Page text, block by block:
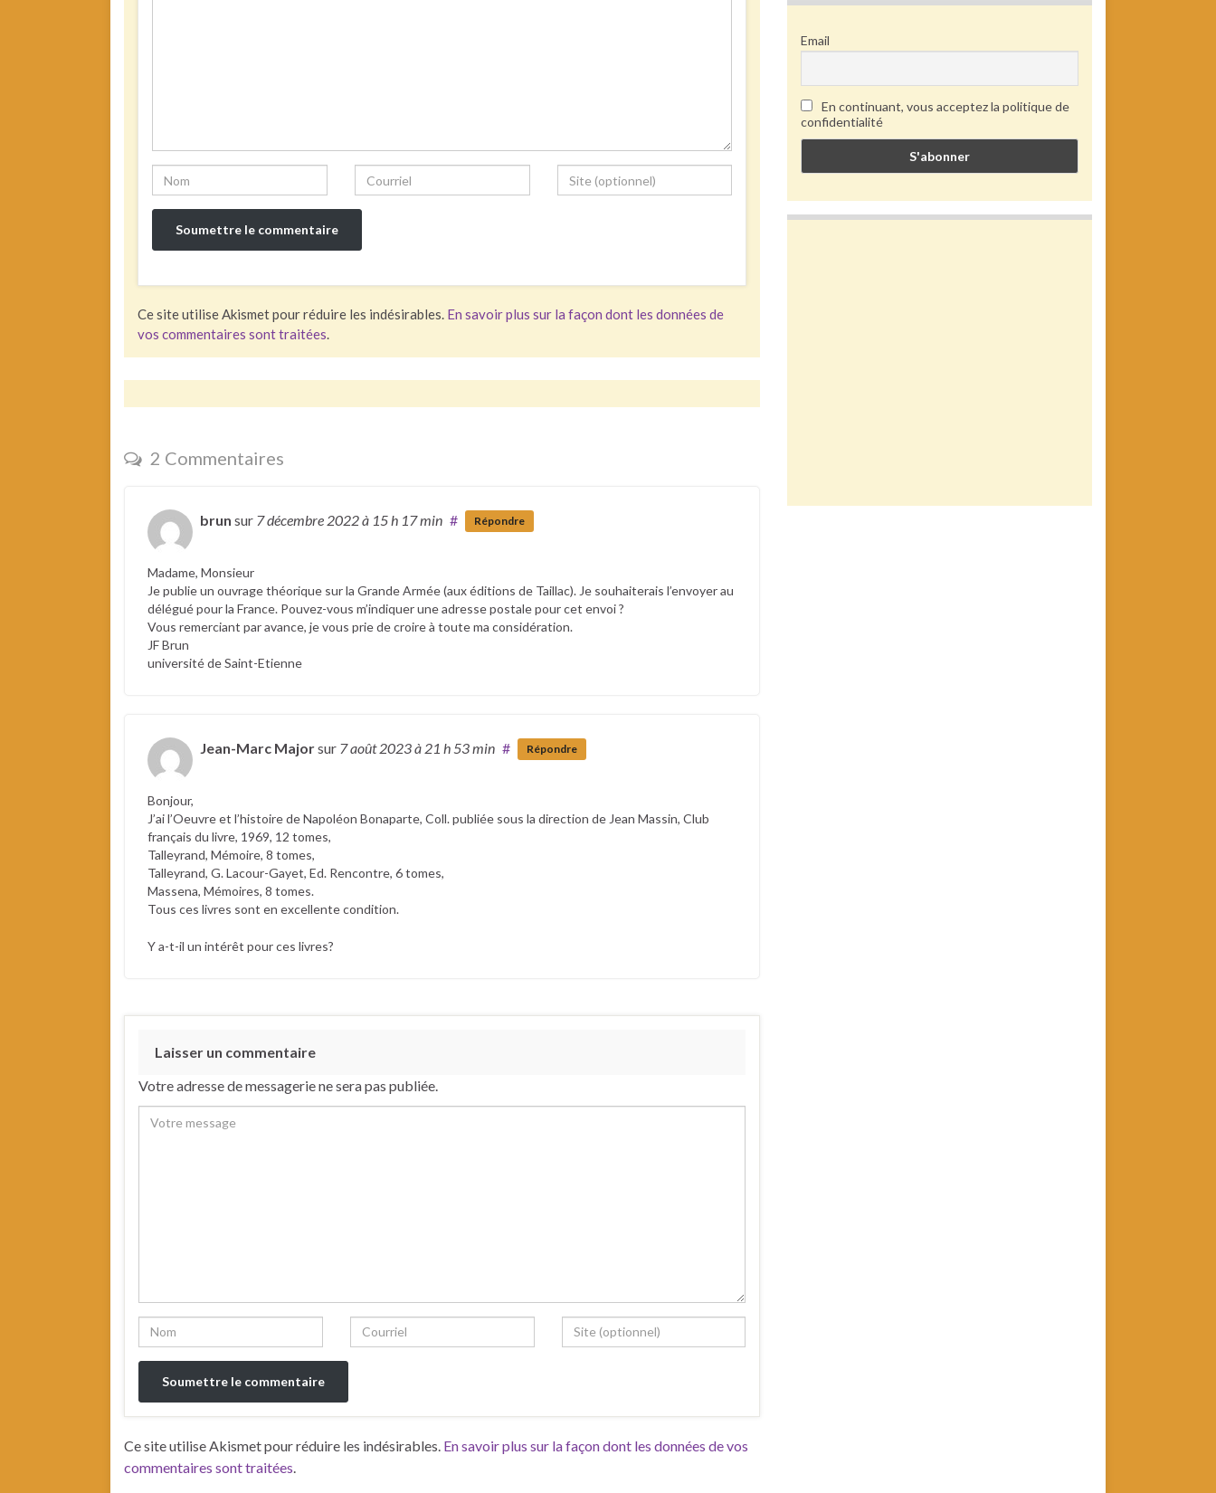
Ce site utilise Akismet pour réduire les indésirables. En savoir plus sur la façon dont les données de
vos commentaires sont traitées
2 Commentaires
brun sur 7 décembre 2022à 15 h 17 min # Répondre
Madame, Monsieur
Je publie un ouvrage théorique sur la Grande Armée (aux éditions de Taillac). Je souhaiterais l’envoyer au
délégué pour la France. Pouvez-vous m’indiquer une adresse postale pour cet envoi ?
Vous remerciant par avance, je vous prie de croire à toute ma considération.
JF Brun
université de Saint-Etienne
Jean-Marc Majorsur 7 août 2023à 21 h 53 min # Répondre
Bonjour,
J’ai l’Oeuvre et l’histoire de Napoléon Bonaparte, Coll. publiée sous la direction de Jean Massin, Club
français du livre, 1969, 12 tomes,
Talleyrand, Mémoire, 8 tomes,
Talleyrand, G. Lacour-Gayet, Ed. Rencontre, 6 tomes,
Massena, Mémoires, 8 tomes.
Tous ces livres sont en excellente condition.
Y a-t-il un intérêt pour ces livres?
Laisser un commentaire
Votre adresse de messagerie ne sera pas publiée.
Ce site utilise Akismet pour réduire les indésirables. En savoir plus sur la façon dont les données de vos
commentaires sont traitées
Email
En continuant, vous acceptez la politique de
confidentialité